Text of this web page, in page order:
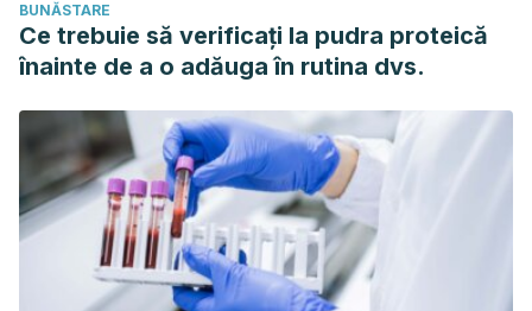
BUNĂSTARE
Ce trebuie să verificați la pudra proteică
înainte de a o adăuga în rutina dvs.